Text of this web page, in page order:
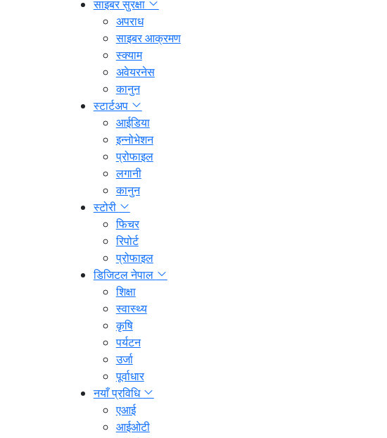
साइबर सुरक्षा
अपराध
साइबर आक्रमण
स्क्याम
अवेयरनेस
कानुन
स्टार्टअप
आईडिया
इन्नोभेशन
प्रोफाइल
लगानी
कानुन
स्टोरी
फिचर
रिपोर्ट
प्रोफाइल
डिजिटल नेपाल
शिक्षा
स्वास्थ्य
कृषि
पर्यटन
उर्जा
पूर्वाधार
नयाँ प्रविधि
एआई
आईओटी